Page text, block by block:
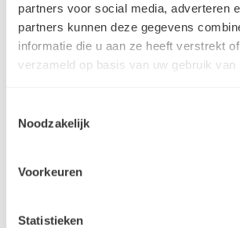
partners voor social media, adverteren
partners kunnen deze gegevens
informatie die u aan ze heeft verstrekt
verzameld op basis van uw gebruik van
Noodzakelijk
Voorkeuren
Statistieken